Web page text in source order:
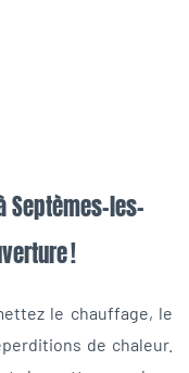
Septèmes-les-
!
le chauffage, le
de chaleur.